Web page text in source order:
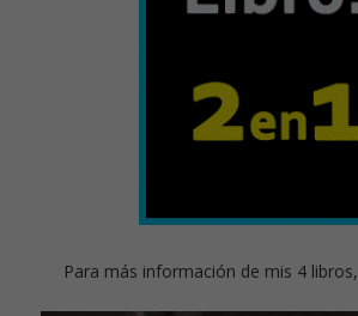
Para más información de mis 4 libros,